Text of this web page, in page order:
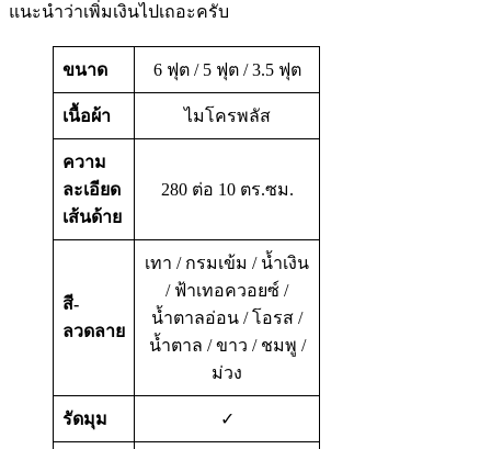
แนะนำว่าเพิ่มเงินไปเถอะครับ
ขนาด 6 ฟุต / 5 ฟุต / 3.5 ฟุต
เนื้อผ้า ไมโครพลัส
ความ
ละเอียด
เส้นด้าย
280 ต่อ 10 ตร.ซม.
สี-
ลวดลาย
เทา / กรมเข้ม / น้ำเงิน
/ ฟ้าเทอควอยซ์ /
น้ำตาลอ่อน / โอรส /
น้ำตาล / ขาว / ชมพู /
ม่วง
รัดมุม ✓